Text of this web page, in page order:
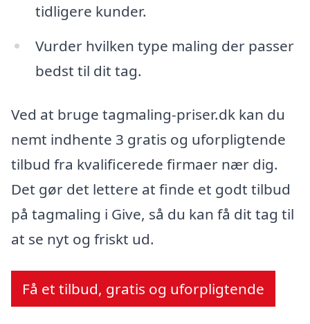
tidligere kunder.
Vurder hvilken type maling der passer
bedst til dit tag.
Ved at bruge tagmaling-priser.dk kan du
nemt indhente 3 gratis og uforpligtende
tilbud fra kvalificerede firmaer nær dig.
Det gør det lettere at finde et godt tilbud
på tagmaling i Give, så du kan få dit tag til
at se nyt og friskt ud.
Få et tilbud, gratis og uforpligtende